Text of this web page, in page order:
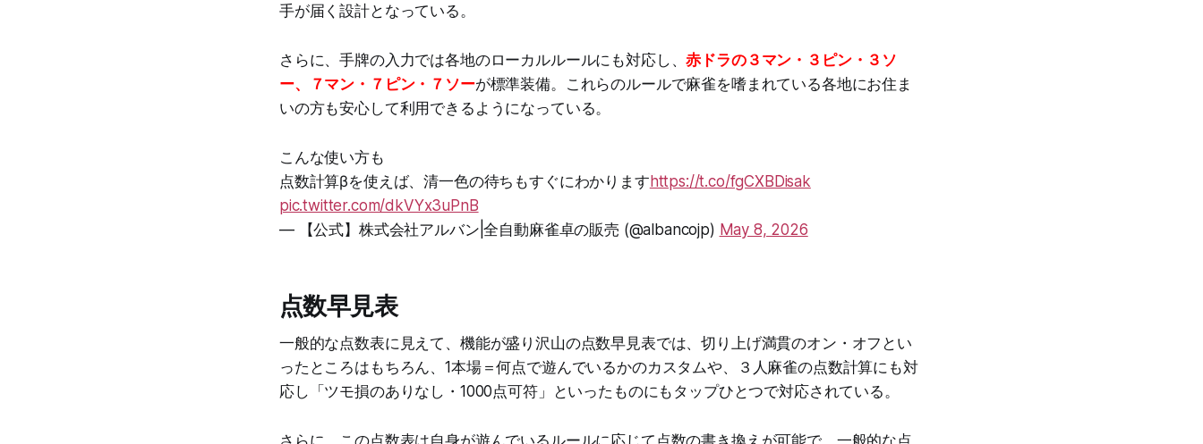
手が届く設計となっている。
さらに、手牌の入力では各地のローカルルールにも対応し、赤ドラの３マン・３ピン・３ソ
ー、７マン・７ピン・７ソーが標準装備。これらのルールで麻雀を嗜まれている各地にお住ま
いの方も安心して利用できるようになっている。
こんな使い方も
点数計算βを使えば、清一色の待ちもすぐにわかりますhttps://t.co/fgCXBDisak
pic.twitter.com/dkVYx3uPnB
— 【公式】株式会社アルバン|全自動麻雀卓の販売 (@albancojp) May 8, 2026
点数早見表
一般的な点数表に見えて、機能が盛り沢山の点数早見表では、切り上げ満貫のオン・オフとい
ったところはもちろん、1本場＝何点で遊んでいるかのカスタムや、３人麻雀の点数計算にも対
応し「ツモ損のありなし・1000点可符」といったものにもタップひとつで対応されている。
さらに、この点数表は自身が遊んでいるルールに応じて点数の書き換えが可能で、一般的な点